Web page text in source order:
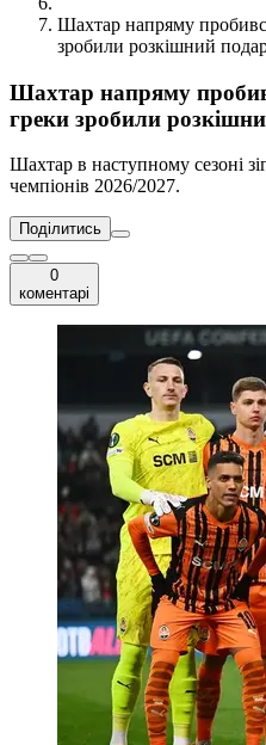
Шахтар напряму
зробили розкішний
Шахтар напряму
греки зробили
Шахтар в наступному сезоні
чемпіонів 2026/2027.
Поділитись
0
коментарі